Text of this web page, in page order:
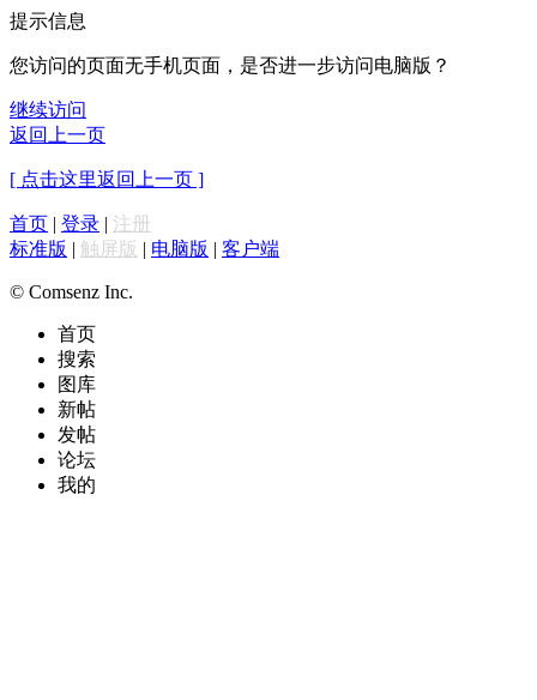
提示信息
您访问的页面无手机页面，是否进一步访问电脑版？
继续访问
返回上一页
[ 点击这里返回上一页 ]
首页 | 登录 | 注册
标准版 | 触屏版 | 电脑版 | 客户端
© Comsenz Inc.
首页
搜索
图库
新帖
发帖
论坛
我的